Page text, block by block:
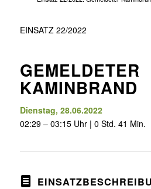
EINSATZ 22/2022
GEMELDETER
KAMINBRAND
Dienstag, 28.06.2022
02:29 – 03:15 Uhr | 0 Std. 41 Min.